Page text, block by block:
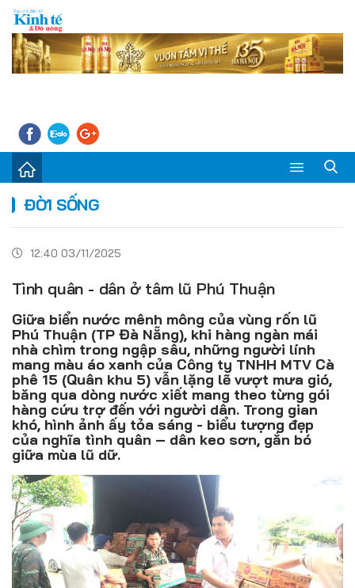
Sự kiện
Kinh tế - Tiêu dùng
Đời sống
Thị trường
Doanh nghiệp – Doanh nhân
Đồ uống
Pháp luật
Khoa giáo
Multimedia
ĐỜI SỐNG
12:40 03/11/2025
Tình quân - dân ở tâm lũ Phú Thuận
Giữa biển nước mênh mông của vùng rốn lũ
Phú Thuận (TP Đà Nẵng), khi hàng ngàn mái
nhà chìm trong ngập sâu, những người lính
mang màu áo xanh của Công ty TNHH MTV Cà
phê 15 (Quân khu 5) vẫn lặng lẽ vượt mưa gió,
băng qua dòng nước xiết mang theo từng gói
hàng cứu trợ đến với người dân. Trong gian
khó, hình ảnh ấy tỏa sáng - biểu tượng đẹp
của nghĩa tình quân – dân keo sơn, gắn bó
giữa mùa lũ dữ.